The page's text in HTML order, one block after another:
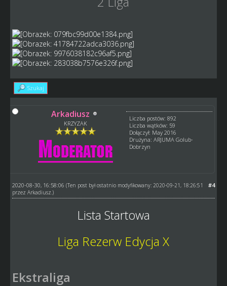
Szukaj
Arkadiusz
KRZYZAK
Liczba postów: 892
Liczba wątków: 59
Dołączył: May 2016
Drużyna: ARJUMA Golub-
Dobrzyn
#4
2020-08-30, 16:58:06 (Ten post był ostatnio modyfikowany: 2020-09-21, 18:26:51
przez Arkadiusz .)
Lista Startowa
Liga Rezerw Edycja X
Ekstraliga